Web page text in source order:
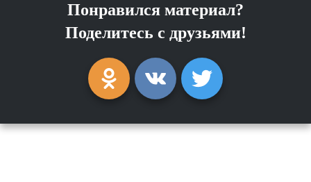
Понравился материал?
Поделитесь с друзьями!